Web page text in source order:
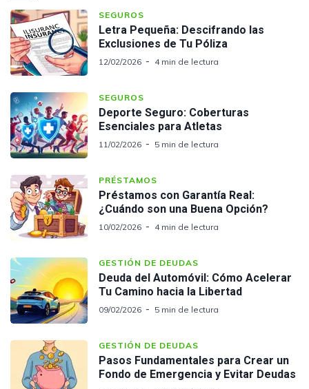
SEGUROS
Letra Pequeña: Descifrando las
Exclusiones de Tu Póliza
12/02/2026 4 min de lectura
SEGUROS
Deporte Seguro: Coberturas
Esenciales para Atletas
11/02/2026 5 min de lectura
PRÉSTAMOS
Préstamos con Garantía Real:
¿Cuándo son una Buena Opción?
10/02/2026 4 min de lectura
GESTIÓN DE DEUDAS
Deuda del Automóvil: Cómo Acelerar
Tu Camino hacia la Libertad
09/02/2026 5 min de lectura
GESTIÓN DE DEUDAS
Pasos Fundamentales para Crear un
Fondo de Emergencia y Evitar Deudas